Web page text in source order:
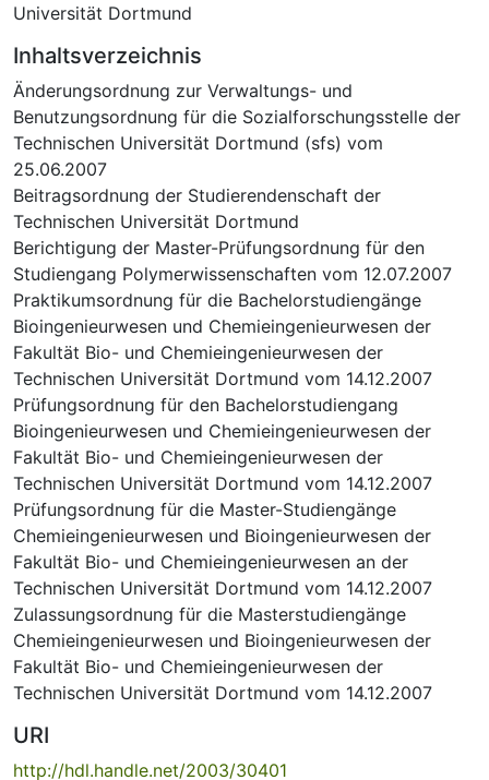
Universität Dortmund
Inhaltsverzeichnis
Änderungsordnung zur Verwaltungs- und
Benutzungsordnung für die Sozialforschungsstelle der
Technischen Universität Dortmund (sfs) vom
25.06.2007
Beitragsordnung der Studierendenschaft der
Technischen Universität Dortmund
Berichtigung der Master-Prüfungsordnung für den
Studiengang Polymerwissenschaften vom 12.07.2007
Praktikumsordnung für die Bachelorstudiengänge
Bioingenieurwesen und Chemieingenieurwesen der
Fakultät Bio- und Chemieingenieurwesen der
Technischen Universität Dortmund vom 14.12.2007
Prüfungsordnung für den Bachelorstudiengang
Bioingenieurwesen und Chemieingenieurwesen der
Fakultät Bio- und Chemieingenieurwesen der
Technischen Universität Dortmund vom 14.12.2007
Prüfungsordnung für die Master-Studiengänge
Chemieingenieurwesen und Bioingenieurwesen der
Fakultät Bio- und Chemieingenieurwesen an der
Technischen Universität Dortmund vom 14.12.2007
Zulassungsordnung für die Masterstudiengänge
Chemieingenieurwesen und Bioingenieurwesen der
Fakultät Bio- und Chemieingenieurwesen der
Technischen Universität Dortmund vom 14.12.2007
URI
http://hdl.handle.net/2003/30401